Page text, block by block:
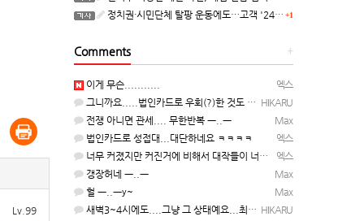
Lv.99
+1
정치권·시민단체 탈팡 운동에도…고객 '2470만명' 원상 회복, "고물가에 돌팡"
+
Comments
엑스
이게 무슨...........
HIKARU
그니까요.....법인카드로 우회(?)한 것도 아니고, 대놓고...ㅋ ㅋ)
Max
전쟁 아니면 관세.... 무한반복 ㅡ..ㅡ
엑스
법인카드로 성접대...대단하네요 ㅋㅋㅋㅋ
엑스
너무 커졌지만 커진거에 비해서 대작들이 너무 줄었죠.........
Max
갱장허네 ㅡ..ㅡ
Max
헐 ㅡ..ㅡy~
HIKARU
새벽3~4시에도....그냥 그 상태예요...최근 1주일은....